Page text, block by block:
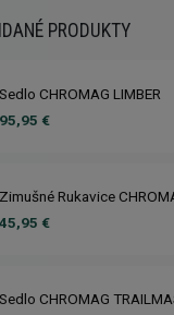
PRODUKTY
Sedlo CHROMAG LIMBER
95,95 €
Zimušné Rukavice
45,95 €
Sedlo CHROMAG